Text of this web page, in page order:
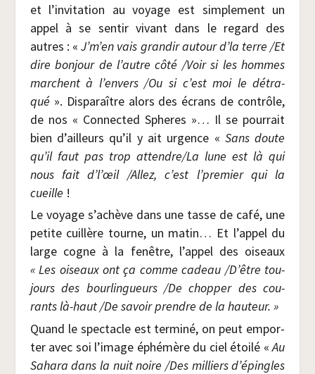
et l’invitation au voyage est sim­ple­ment un
appel à se sen­tir vivant dans le regard des
autres : «J’m’en vais gran­dir autour d’la terre /​Et
dire bon­jour de l’autre côté /​Voir si les hommes
marchent à l’envers /​Ou si c’est moi le détra­
qué ». Dis­pa­raître alors des écrans de contrôle,
de nos « Connec­ted Spheres »… Il se pour­rait
bien d’ailleurs qu’il y ait urgence «Sans doute
qu’il faut pas trop attendre/​La lune est là qui
nous fait d’l’œil /​Allez, c’est l’premier qui la
cueille !
Le voyage s’achève dans une tasse de café, une
petite cuillère tourne, un matin… Et l’appel du
large cogne à la fenêtre, l’appel des oiseaux
« Les oiseaux ont ça comme cadeau /D’être tou­
jours des bour­lin­gueurs /​De chop­per des cou­
rants là-haut /​De savoir prendre de la hauteur. »
Quand le spec­tacle est ter­mi­né, on peut empor­
ter avec soi l’image éphé­mère du ciel étoi­lé «Au
Saha­ra dans la nuit noire /​Des mil­liers d’épingles